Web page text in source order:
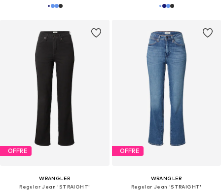
OFFRE
WRANGLER
Regular Jean 'STRAIGHT'
OFFRE
WRANGLER
Regular Jean 'STRAIGHT'